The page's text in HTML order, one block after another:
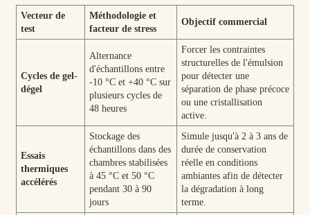
Vecteur de
test
Méthodologie et
facteur de stress
Objectif commercial
Cycles de gel-
dégel
Alternance
d'échantillons entre
-10 °C et +40 °C sur
plusieurs cycles de
48 heures
Forcer les contraintes
structurelles de l'émulsion
pour détecter une
séparation de phase précoce
ou une cristallisation
active.
Essais
thermiques
accélérés
Stockage des
échantillons dans des
chambres stabilisées
à 45 °C et 50 °C
pendant 30 à 90
jours
Simule jusqu'à 2 à 3 ans de
durée de conservation
réelle en conditions
ambiantes afin de détecter
la dégradation à long
terme.